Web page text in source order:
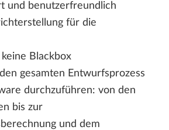
und benutzerfreundlich
für die
Blackbox
gesamten Entwurfsprozess
durchzuführen: von den
bis zur
und dem